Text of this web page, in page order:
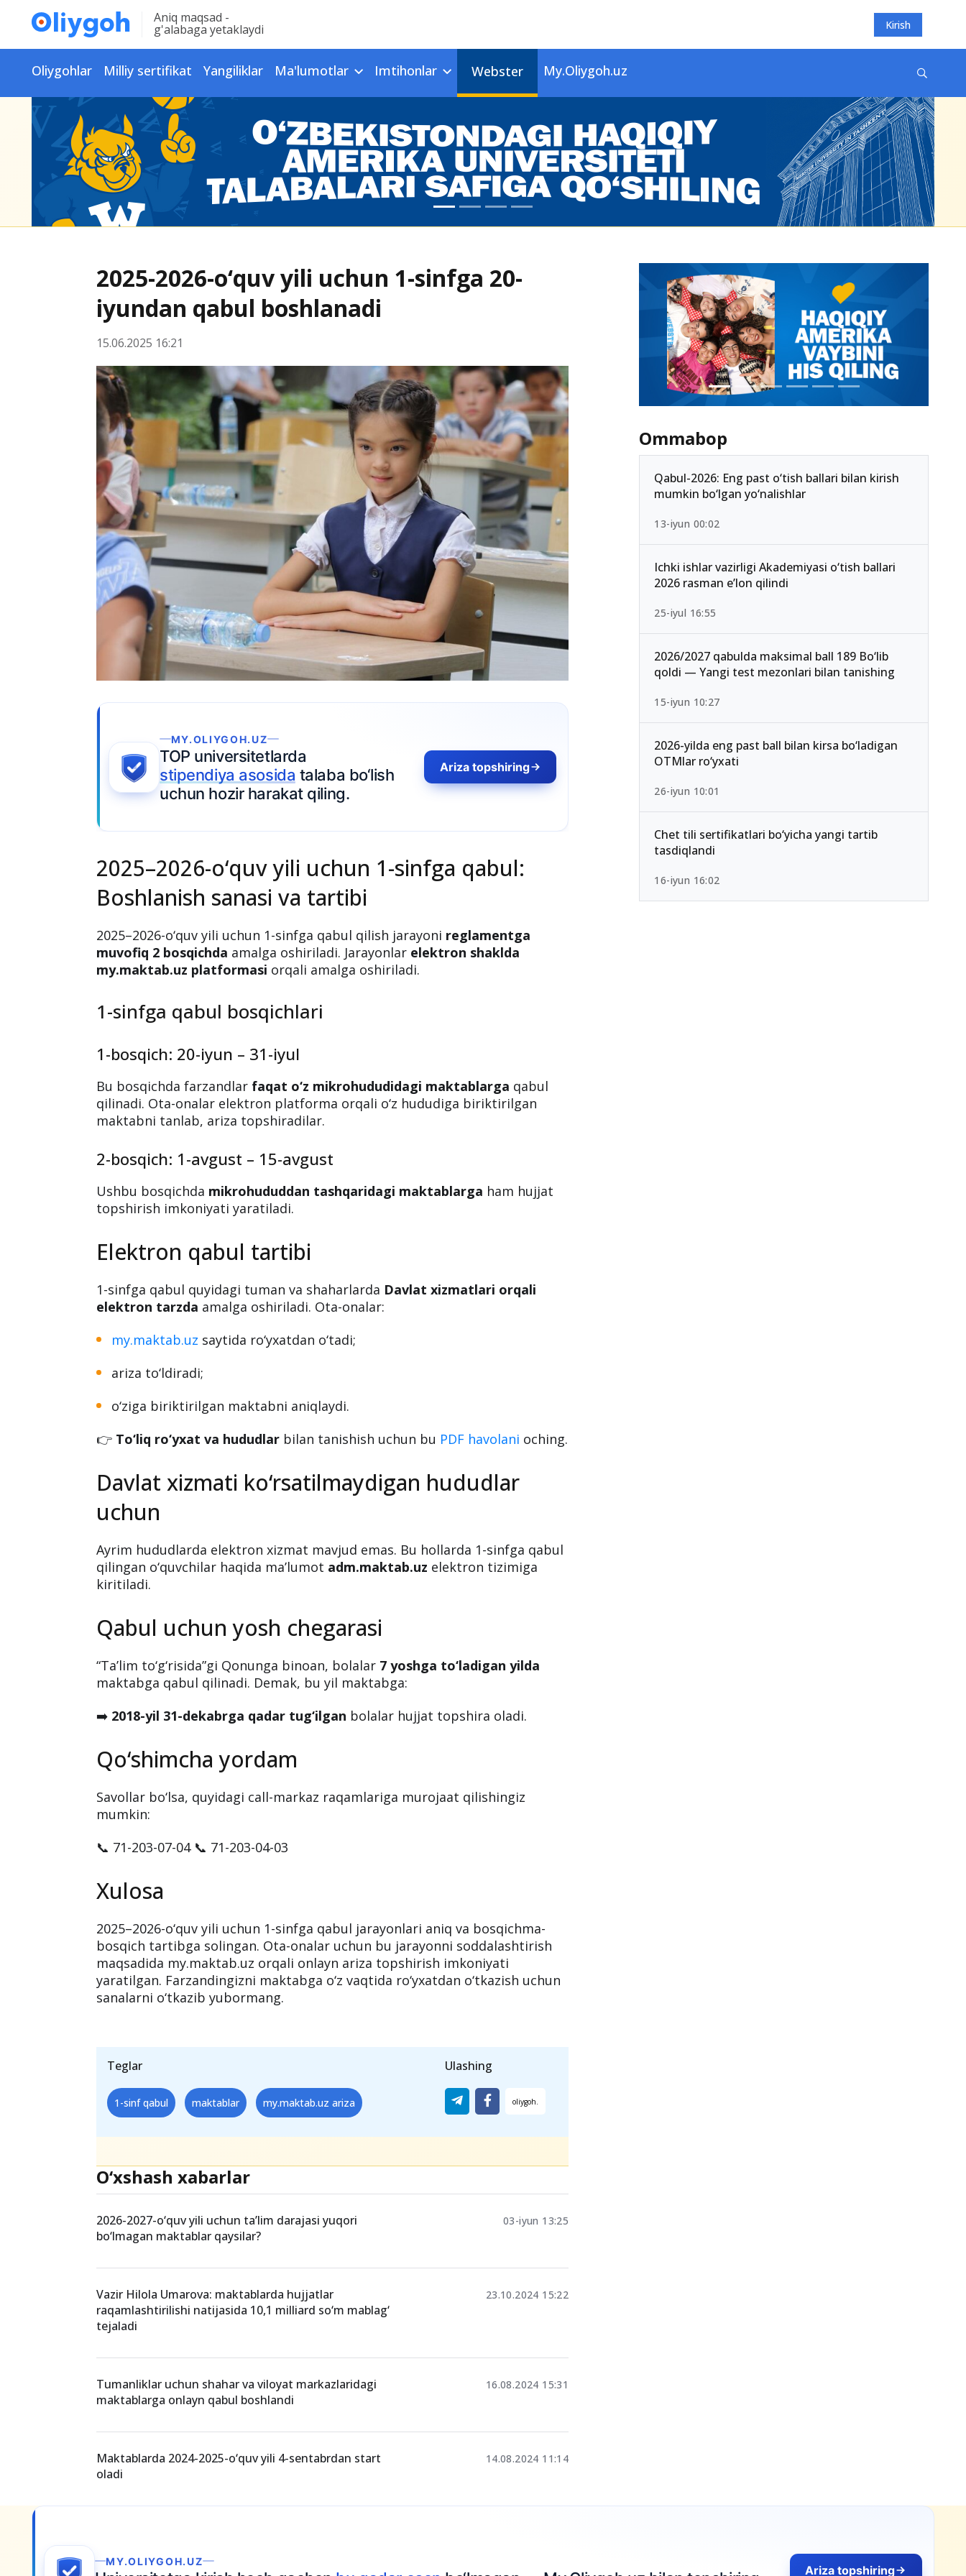
Aniq maqsad -
g'alabaga yetaklaydi Kirish
Oliygohlar Milliy sertifikat Yangiliklar Ma'lumotlar Imtihonlar Webster My.Oliygoh.uz
2025-2026-o‘quv yili uchun 1-sinfga 20-
iyundan qabul boshlanadi
15.06.2025 16:21
2025–2026-o‘quv yili uchun 1-sinfga qabul:
Boshlanish sanasi va tartibi
muvofiq 2 bosqichdaamalga oshiriladi. Jarayonlar
1-sinfga qabul bosqichlari
1-bosqich: 20-iyun – 31-iyul
Bu bosqichda farzandlarfaqat o‘z mikrohududidagi maktablargaqabul
qilinadi. Ota-onalar elektron platforma orqali o‘z hududiga biriktirilgan
2-bosqich: 1-avgust – 15-avgust
Ushbu bosqichdamikrohududdan tashqaridagi maktablargaham hujjat
topshirish imkoniyati yaratiladi.
Elektron qabul tartibi
elektron tarzdaamalga oshiriladi. Ota-onalar:
my.maktab.uzsaytida ro‘yxatdan o‘tadi;
ariza to‘ldiradi;
o‘ziga biriktirilgan maktabni aniqlaydi.
👉To‘liq ro‘yxat va hududlarbilan tanishish uchun buPDF havolanioching.
Davlat xizmati ko‘rsatilmaydigan hududlar
uchun
qilingan o‘quvchilar haqida ma’lumot adm.maktab.uzelektron tizimiga
kiritiladi.
Qabul uchun yosh chegarasi
“Ta’lim to‘g‘risida”gi Qonunga binoan, bolalar
➡️2018-yil 31-dekabrga qadar tug‘ilgan
Savollar bo‘lsa, quyidagi call-markaz raqamlariga murojaat qilishingiz
📞 71-203-07-04 📞 71-203-04-03
Xulosa
maqsadida my.maktab.uz orqali onlayn ariza topshirish imkoniyati
yaratilgan. Farzandingizni maktabga o‘z vaqtida ro‘yxatdan o‘tkazish uchun
sanalarni o‘tkazib yubormang.
Teglar Ulashing
2026-2027-o‘quv yili uchun taʼlim darajasi yuqori
Vazir Hilola Umarova: maktablarda hujjatlar
tejaladi
maktablarga onlayn qabul boshlandi
Maktablarda 2024-2025-o‘quv yili 4-sentabrdan start
Ommabop
Qabul-2026: Eng past o‘tish ballari bilan kirish
mumkin bo‘lgan yo‘nalishlar
13-iyun 00:02
Ichki ishlar vazirligi Akademiyasi o‘tish ballari
2026 rasman e’lon qilindi
25-iyul 16:55
2026/2027 qabulda maksimal ball 189 Bo‘lib
qoldi — Yangi test mezonlari bilan tanishing
15-iyun 10:27
2026-yilda eng past ball bilan kirsa bo‘ladigan
OTMlar ro‘yxati
26-iyun 10:01
Chet tili sertifikatlari bo‘yicha yangi tartib
tasdiqlandi
16-iyun 16:02